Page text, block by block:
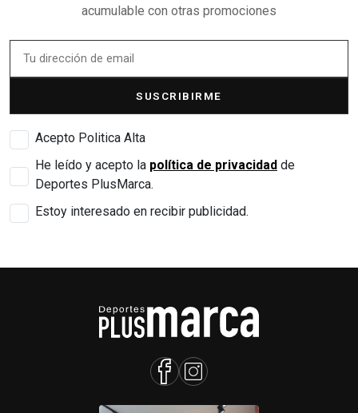
acumulable con otras promociones
SUSCRIBIRME
Acepto Politica Alta
He leído y acepto la política de privacidad de
Deportes PlusMarca.
Estoy interesado en recibir publicidad.